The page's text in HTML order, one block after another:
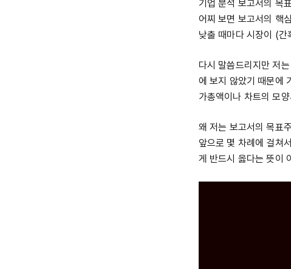
기업 분석 보고서의 목
어찌 보면 보고서의 핵
낮출 때마다 시장이 (
다시 말씀드리지만 저
에 보지 않았기 때문에
가총액이나 차트의 모
왜 저는 보고서의 목표
앞으로 몇 차례에 걸쳐
게 반드시 옳다는 뜻이